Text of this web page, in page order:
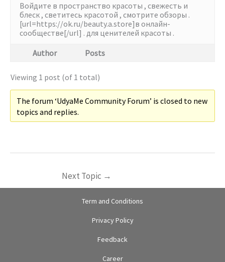
Войдите в пространство красоты , свежесть и
блеск , светитесь красотой , смотрите обзоры .
[url=https://ok.ru/beauty.a.store]в онлайн-
сообществе[/url] . для ценителей красоты .
Author
Posts
Viewing 1 post (of 1 total)
The forum ‘UdyaMe Community Forum’ is closed to new
topics and replies.
Next Topic →
Term and Conditions
Privacy Policy
Feedback
Career